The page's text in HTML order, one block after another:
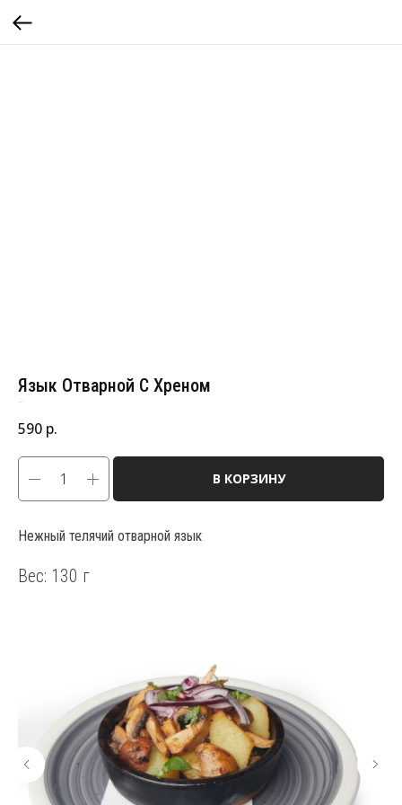
Язык Отварной С Хреном
590 р.
В КОРЗИНУ
Нежный телячий отварной язык
Вес: 130 г